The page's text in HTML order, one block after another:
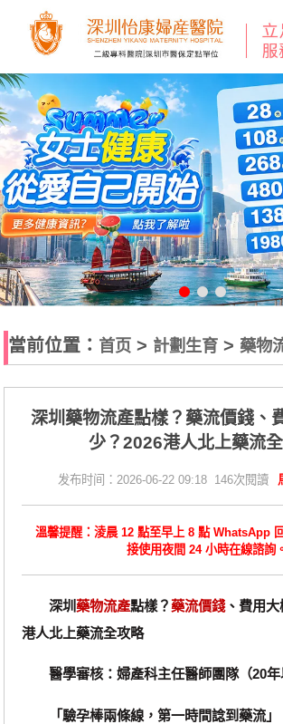
當前位置： 首页 > 計劃生育 > 藥物
深圳藥物流產點樣？藥流價錢、
少？2026港人北上藥流
发布时间：2026-06-22 09:18 146次閱讀
溫馨提醒：淩晨 12 點至早上 8 點 WhatsApp
接使用夜間 24 小時在線諮詢
深圳 藥物流產點樣？藥流價錢、費用大
港人北上藥流全攻略
醫學審核：婦產科主任醫師團隊（20年
「驗孕棒兩條線，第一時間諗到藥流」